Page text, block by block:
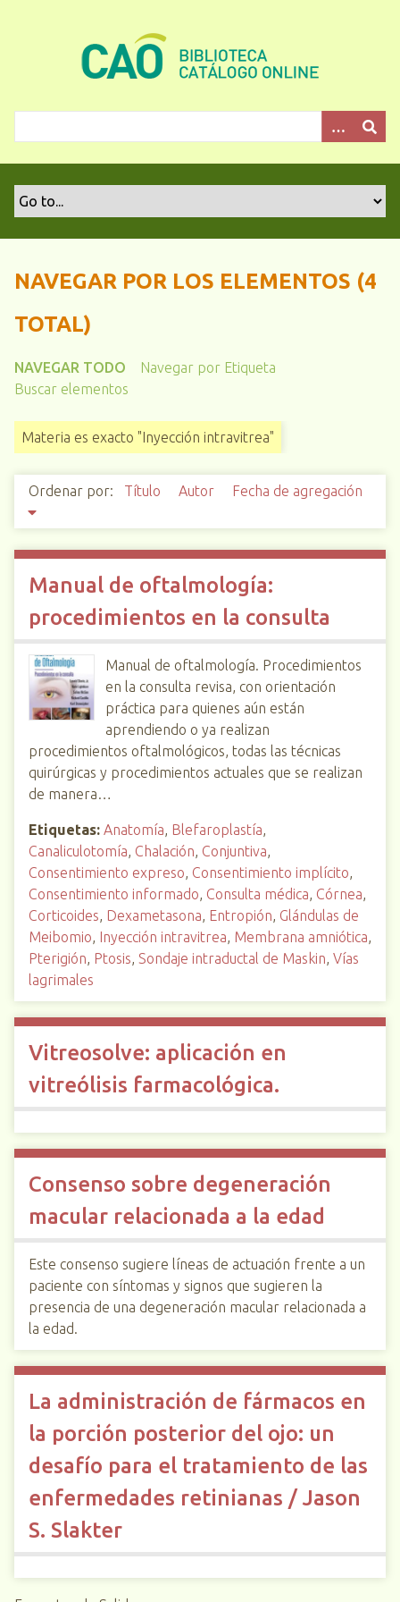
l
NAVEGAR POR LOS ELEMENTOS (4
TOTAL)
NAVEGAR TODO
Navegar por Etiqueta
Buscar elementos
Materia es exacto "Inyección intravitrea"
Ordenar por: Título Autor Fecha de agregación
Manual de oftalmología:
procedimientos en la consulta
Manual de oftalmología. Procedimientos
en la consulta revisa, con orientación
práctica para quienes aún están
aprendiendo o ya realizan
procedimientos oftalmológicos, todas las técnicas
quirúrgicas y procedimientos actuales que se realizan
de manera…
Etiquetas: Anatomía, Blefaroplastía,
Canaliculotomía, Chalación, Conjuntiva,
Consentimiento expreso, Consentimiento implícito,
Consentimiento informado, Consulta médica, Córnea,
Corticoides, Dexametasona, Entropión, Glándulas de
Meibomio, Inyección intravitrea, Membrana amniótica,
Pterigión, Ptosis, Sondaje intraductal de Maskin, Vías
lagrimales
Vitreosolve: aplicación en
vitreólisis farmacológica.
Consenso sobre degeneración
macular relacionada a la edad
Este consenso sugiere líneas de actuación frente a un
paciente con síntomas y signos que sugieren la
presencia de una degeneración macular relacionada a
la edad.
La administración de fármacos en
la porción posterior del ojo: un
desafío para el tratamiento de las
enfermedades retinianas / Jason
S. Slakter